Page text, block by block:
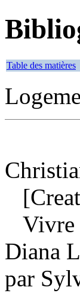
Table des matières
Vivre
Diana
par